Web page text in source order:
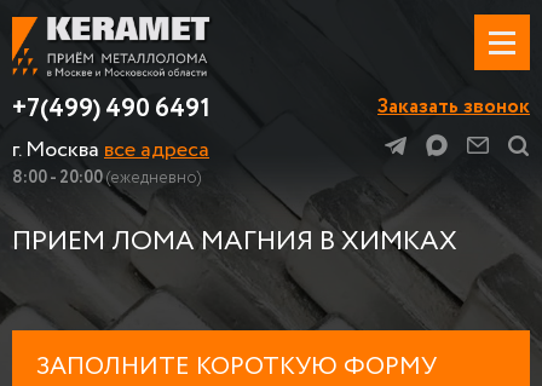
+7(499) 490 6491
г. Москвавсе адреса
8:00 - 20:00(ежедневно)
Заказать звонок
ПРИЕМ ЛОМА МАГНИЯ В ХИМКАХ
ЗАПОЛНИТЕ КОРОТКУЮ ФОРМУ